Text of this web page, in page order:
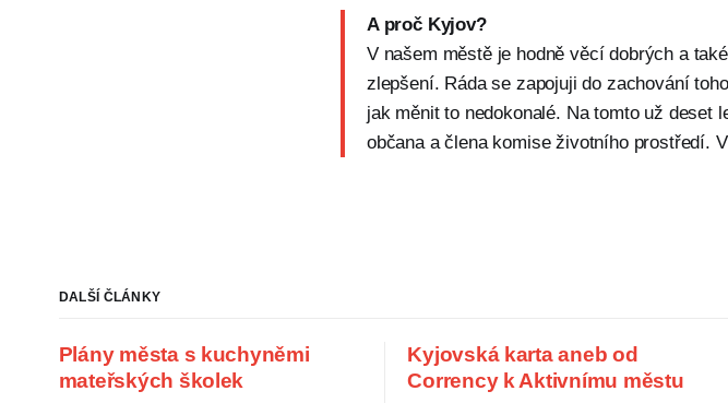
A proč Kyjov?
V našem městě je hodně věcí dobrých a
zlepšení. Ráda se zapojuji do zachování
jak měnit to nedokonalé. Na tomto už
občana a člena komise životního prostředí.
DALŠÍ ČLÁNKY
Plány města s kuchyněmi
mateřských školek
Kyjovská karta aneb od
Corrency k Aktivnímu městu